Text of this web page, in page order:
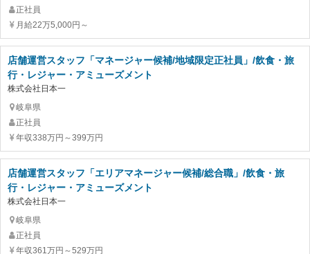
正社員
月給22万5,000円～
店舗運営スタッフ「マネージャー候補/地域限定正社員」/飲食・旅
行・レジャー・アミューズメント
株式会社日本一
岐阜県
正社員
年収338万円～399万円
店舗運営スタッフ「エリアマネージャー候補/総合職」/飲食・旅
行・レジャー・アミューズメント
株式会社日本一
岐阜県
正社員
年収361万円～529万円